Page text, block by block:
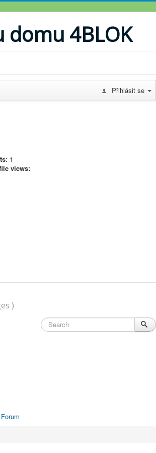
4BLOK
Přihlásit se
1
views:
)